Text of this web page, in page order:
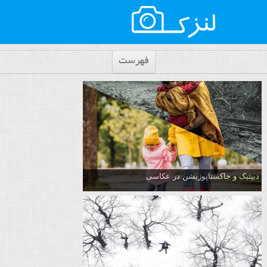
فهرست
دیپتیک و جاکستا‌پوزیشن در عکاسی